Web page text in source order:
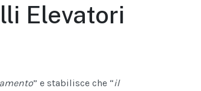
Elevatori
” e stabilisce che “il